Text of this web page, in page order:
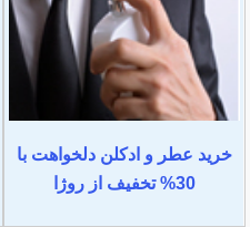
خرید عطر و ادکلن دلخواهت با
30% تخفیف از روژا